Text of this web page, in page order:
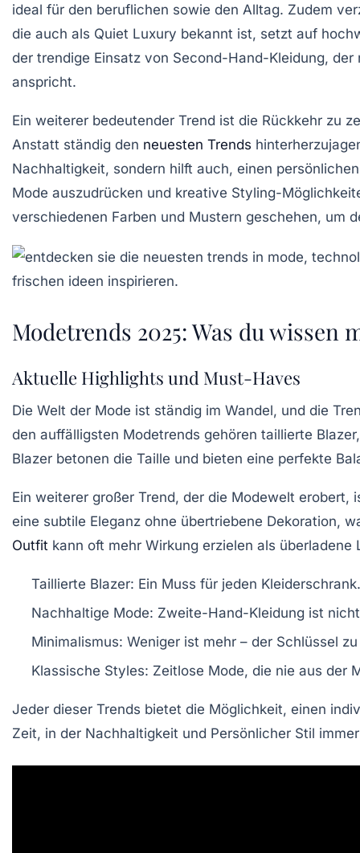
ideal für den beruflichen sowie den Alltag. Zudem
die auch als Quiet Luxury bekannt ist, setzt auf
der trendige Einsatz von Second-Hand-Kleidung, der
anspricht.
Ein weiterer bedeutender Trend ist die Rückkehr zu
Anstatt ständig den neuesten Trends
Nachhaltigkeit, sondern hilft auch, einen
Mode auszudrücken und kreative Styling-
verschiedenen Farben und Mustern geschehen, um
Modetrends 2025: Was du wissen
Aktuelle Highlights und Must-Haves
Die Welt der Mode ist ständig im Wandel, und die
den auffälligsten Modetrends gehören taillierte
Blazer betonen die Taille und bieten eine perfekte
Ein weiterer großer Trend, der die Modewelt erobert,
eine subtile Eleganz ohne übertriebene Dekoration,
Outfit kann oft mehr Wirkung erzielen als überladene
Taillierte Blazer: Ein Muss für jeden Kleiderschrank.
Nachhaltige Mode: Zweite-Hand-Kleidung ist
Minimalismus: Weniger ist mehr – der Schlüssel
Klassische Styles: Zeitlose Mode, die nie aus der
Jeder dieser Trends bietet die Möglichkeit, einen
Zeit, in der Nachhaltigkeit und Persönlicher Stil